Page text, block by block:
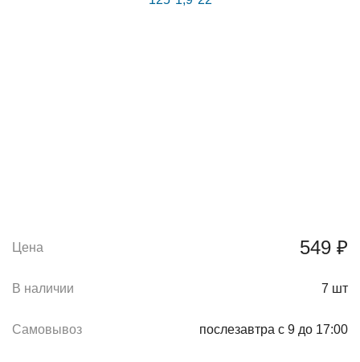
Цена 549 ₽
В наличии 7 шт
Самовывоз послезавтра с 9 до 17:00